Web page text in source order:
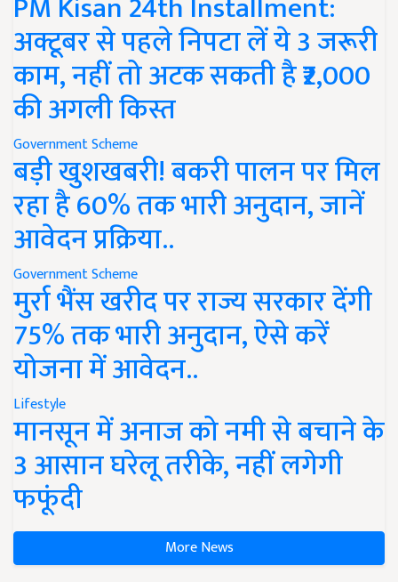
अक्टूबर से पहले निपटा लें ये 3 जरूरी
काम, नहीं तो अटक सकती है ₹2,000
की अगली किस्त
Government Scheme
बड़ी खुशखबरी! बकरी पालन पर मिल
रहा है 60% तक भारी अनुदान, जानें
आवेदन प्रक्रिया..
Government Scheme
मुर्रा भैंस खरीद पर राज्य सरकार देंगी
75% तक भारी अनुदान, ऐसे करें
योजना में आवेदन..
Lifestyle
मानसून में अनाज को नमी से बचाने के
3 आसान घरेलू तरीके, नहीं लगेगी
फफूंदी
More News